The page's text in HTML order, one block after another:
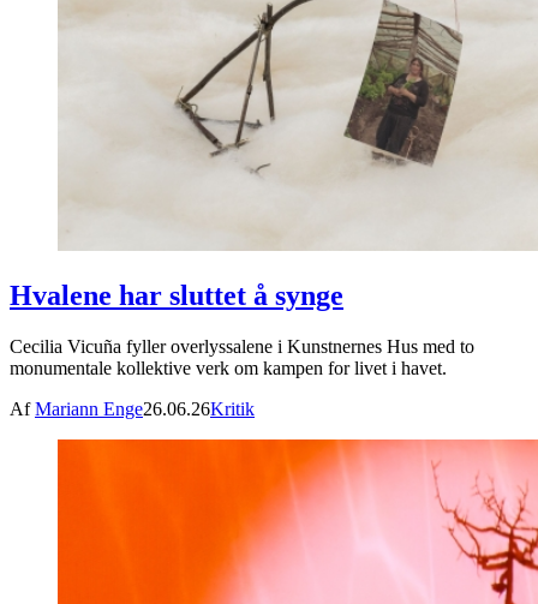
Hvalene har sluttet å synge
Cecilia Vicuña fyller overlyssalene i Kunstnernes Hus med to
monumentale kollektive verk om kampen for livet i havet.
AfMariann Enge26.06.26Kritik